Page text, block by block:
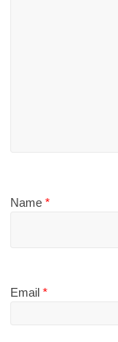
Name*
Email*